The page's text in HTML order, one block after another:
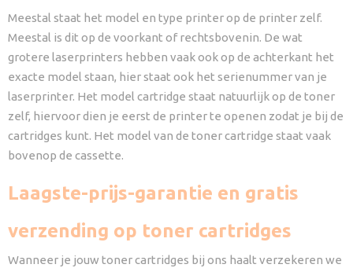
Meestal staat het model en type printer op de printer zelf.
Meestal is dit op de voorkant of rechtsbovenin. De wat
grotere laserprinters hebben vaak ook op de achterkant het
exacte model staan, hier staat ook het serienummer van je
laserprinter. Het model cartridge staat natuurlijk op de toner
zelf, hiervoor dien je eerst de printer te openen zodat je bij de
cartridges kunt. Het model van de toner cartridge staat vaak
bovenop de cassette.
Laagste-prijs-garantie en gratis
verzending op toner cartridges
Wanneer je jouw toner cartridges bij ons haalt verzekeren we